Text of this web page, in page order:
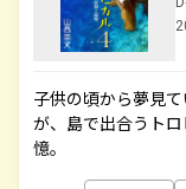
子供の頃から夢見
が、島で出合うト
憶。